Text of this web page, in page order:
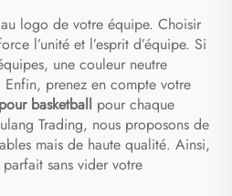
logo de votre équipe. Choisir
l’unité et l’esprit d’équipe. Si
une couleur neutre
prenez en compte votre
basketball pour chaque
Trading, nous proposons de
mais de haute qualité. Ainsi,
sans vider votre